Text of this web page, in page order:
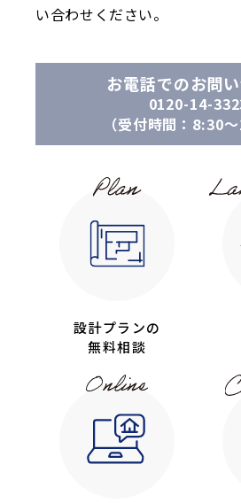
い合わせください。
お電話でのお問
0120-14-
（受付時間：8:30〜
設計プランの
無料相談